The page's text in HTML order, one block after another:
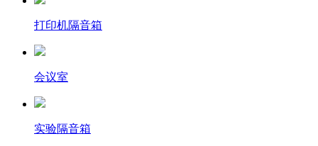
打印机隔音箱
会议室
实验隔音箱